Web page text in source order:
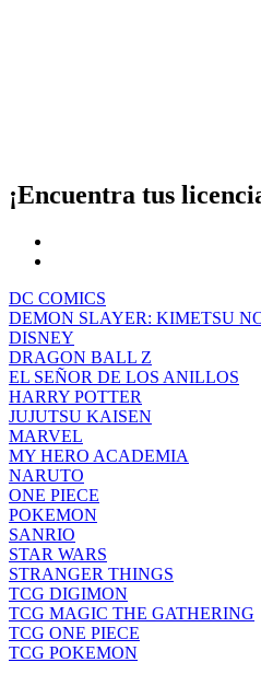
¡Encuentra tus
DC COMICS
DEMON SLAYER: KIMETSU
DISNEY
DRAGON BALL Z
EL SEÑOR DE LOS ANILLOS
HARRY POTTER
JUJUTSU KAISEN
MARVEL
MY HERO ACADEMIA
NARUTO
ONE PIECE
POKEMON
SANRIO
STAR WARS
STRANGER THINGS
TCG DIGIMON
TCG MAGIC THE GATHERING
TCG ONE PIECE
TCG POKEMON